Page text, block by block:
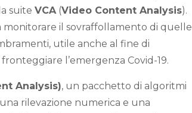
suite VCA(Video Content Analysis).
monitorare il sovraffollamento di quelle
utile anche al fine di
l’emergenza Covid-19.
Analysis), un pacchetto di algoritmi
rilevazione numerica e una